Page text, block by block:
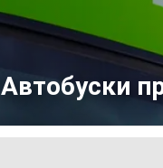
Автобуски